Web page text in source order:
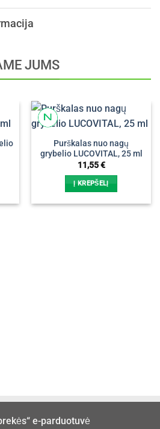
JUMS
Purškalas nuo nagų
grybelio LUCOVITAL, 25 ml
11,55€
Į KREPŠELĮ
e-parduotuvė